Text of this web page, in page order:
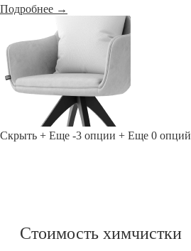
Подробнее →
Скрыть + Еще -3 опции + Еще 0 опций
Стоимость химчистки